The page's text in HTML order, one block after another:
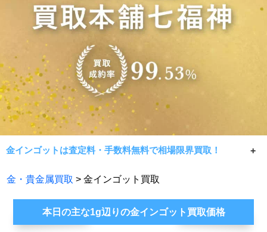
金インゴットは査定料・手数料無料で相場限界買取！
金インゴット買取なら常に相場限界買取で手数料無料！
投資目的、資産運用で人気の金インゴットを七福神で売却
金・貴金属買取 > 金インゴット買取
本日の主な1g辺りの金インゴット買取価格